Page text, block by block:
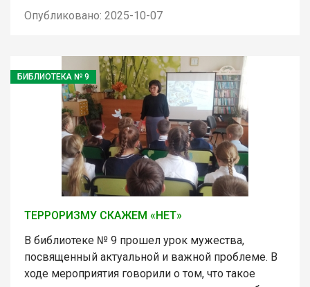
Опубликовано: 2025-10-07
БИБЛИОТЕКА № 9
ТЕРРОРИЗМУ СКАЖЕМ «НЕТ»
В библиотеке № 9 прошел урок мужества,
посвященный актуальной и важной проблеме. В
ходе мероприятия говорили о том, что такое